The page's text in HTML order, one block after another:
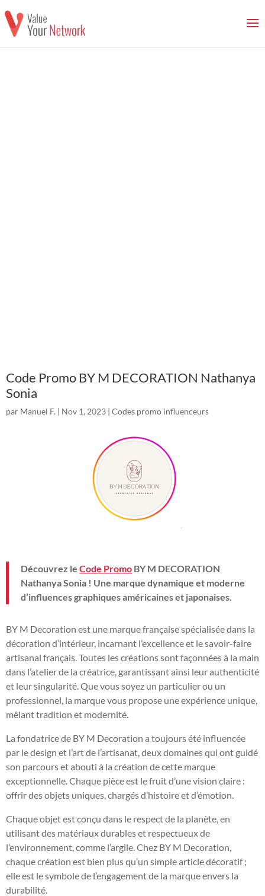
Code Promo BY M DECORATION Nathanya
Sonia
par Manuel F. | Nov 1, 2023 | Codes promo influenceurs
Découvrez le Code Promo BY M DECORATION
Nathanya Sonia ! Une marque dynamique et moderne
d’influences graphiques américaines et japonaises.
BY M Decoration est une marque française spécialisée dans la
décoration d’intérieur, incarnant l’excellence et le savoir-faire
artisanal français. Toutes les créations sont façonnées à la main
dans l’atelier de la créatrice, garantissant ainsi leur authenticité
et leur singularité. Que vous soyez un particulier ou un
professionnel, la marque vous propose une expérience unique,
mêlant tradition et modernité.
La fondatrice de BY M Decoration a toujours été influencée
par le design et l’art de l’artisanat, deux domaines qui ont guidé
son parcours et abouti à la création de cette marque
exceptionnelle. Chaque pièce est le fruit d’une vision claire :
offrir des objets uniques, chargés d’histoire et d’émotion.
Chaque objet est conçu dans le respect de la planète, en
utilisant des matériaux durables et respectueux de
l’environnement, comme l’argile. Chez BY M Decoration,
chaque création est bien plus qu’un simple article décoratif ;
elle est le symbole de l’engagement de la marque envers la
durabilité.